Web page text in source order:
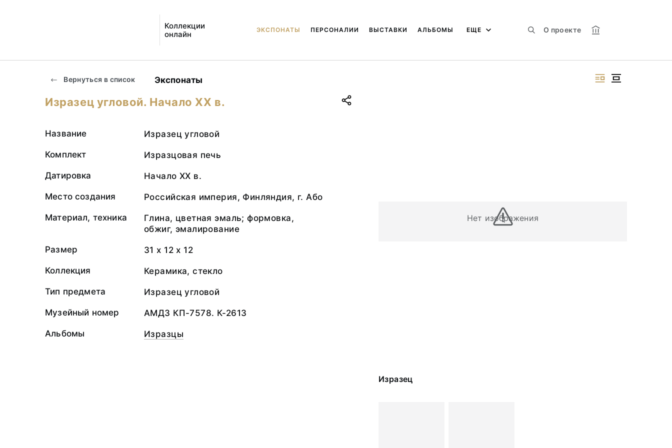
Коллекции
онлайн
О проекте
ЭКСПОНАТЫ ПЕРСОНАЛИИ ВЫСТАВКИ АЛЬБОМЫ ЕЩЕ
Вернуться в список Экспонаты
Нет изображения
Изразец
Изразец угловой. Начало ХХ в.
Название Изразец угловой
Комплект Изразцовая печь
Датировка Начало ХХ в.
Место создания Российская империя, Финляндия, г. Або
Материал, техника
Глина, цветная эмаль; формовка,
обжиг, эмалирование
Размер 31 х 12 х 12
Коллекция Керамика, стекло
Тип предмета Изразец угловой
Музейный номер АМДЗ КП-7578. К-2613
Альбомы Изразцы